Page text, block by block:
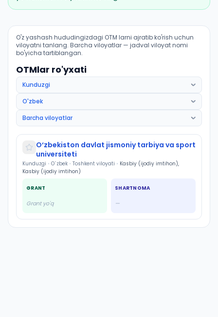
Sport faoliyati: fijital sport: OTM lar bo'yicha kirish
O'z yashash hududingizdagi OTM larni ajratib ko'rish uchun
viloyatni tanlang. Barcha viloyatlar — jadval viloyat nomi
bo'yicha tartiblangan.
OTMlar ro'yxati
O‘zbekiston davlat jismoniy tarbiya va sport
universiteti
Kunduzgi • O`zbek • Toshkent viloyati • Kasbiy (ijodiy imtihon),
Kasbiy (ijodiy imtihon)
GRANT
Grant yo'q
SHARTNOMA
—